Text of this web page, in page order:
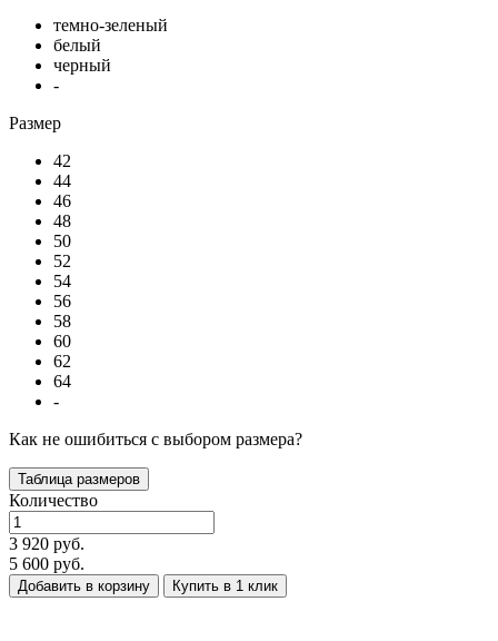
темно-зеленый
белый
черный
-
Размер
42
44
46
48
50
52
54
56
58
60
62
64
-
Как не ошибиться с выбором размера?
Таблица размеров
Количество
3 920 руб.
5 600 руб.
Добавить в корзину Купить в 1 клик